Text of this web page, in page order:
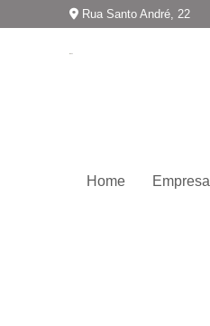
Rua Santo André, 22
Home Empresa